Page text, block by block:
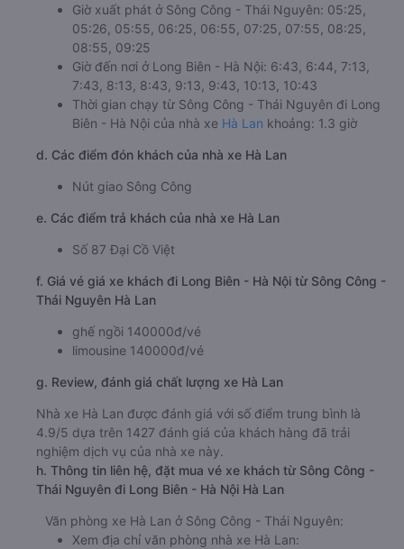
Giờ xuất phát ở Sông Công - Thái Nguyên: 05:25,
05:26, 05:55, 06:25, 06:55, 07:25, 07:55, 08:25,
08:55, 09:25
Giờ đến nơi ở Long Biên - Hà Nội: 6:43, 6:44, 7:13,
7:43, 8:13, 8:43, 9:13, 9:43, 10:13, 10:43
Thời gian chạy từ Sông Công - Thái Nguyên đi Long
Biên - Hà Nội của nhà xe Hà Lan khoảng: 1.3 giờ
d. Các điểm đón khách của nhà xe Hà Lan
Nút giao Sông Công
e. Các điểm trả khách của nhà xe Hà Lan
Số 87 Đại Cồ Việt
f. Giá vé giá xe khách đi Long Biên - Hà Nội từ Sông Công -
Thái Nguyên Hà Lan
ghế ngồi 140000đ/vé
limousine 140000đ/vé
g. Review, đánh giá chất lượng xe Hà Lan
Nhà xe Hà Lan được đánh giá với số điểm trung bình là
4.9/5 dựa trên 1427 đánh giá của khách hàng đã trải
nghiệm dịch vụ của nhà xe này.
h. Thông tin liên hệ, đặt mua vé xe khách từ Sông Công -
Thái Nguyên đi Long Biên - Hà Nội Hà Lan
Văn phòng xe Hà Lan ở Sông Công - Thái Nguyên:
Xem địa chỉ văn phòng nhà xe Hà Lan: